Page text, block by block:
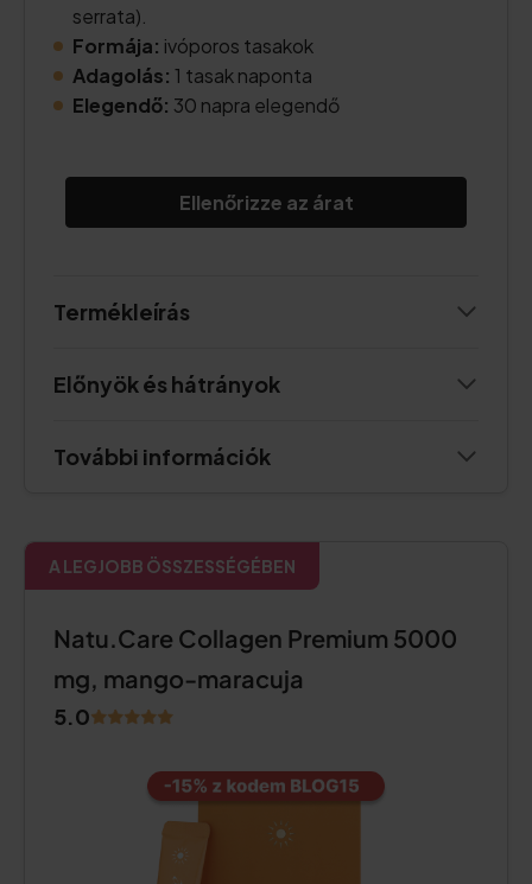
serrata).
Formája: ivóporos tasakok
Adagolás: 1 tasak naponta
Elegendő: 30 napra elegendő
Ellenőrizze az árat
Termékleírás
Előnyök és hátrányok
További információk
A LEGJOBB ÖSSZESSÉGÉBEN
Natu.Care Collagen Premium 5000
mg, mango-maracuja
5.0